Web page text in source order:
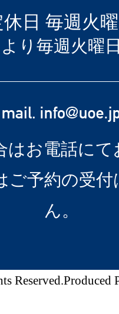
休日 毎週火
り毎週火曜
お電話にて
ご予約の受
ん。
Reserved.Produced